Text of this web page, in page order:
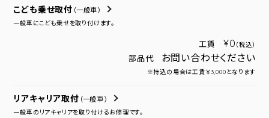
こども乗せ取付 （一般車）
一般車にこども乗せを取り付けます。
工賃 ¥0 （税込）
部品代 お問い合わせください
※持込の場合は工賃￥3,000となります
リアキャリア取付 （一般車）
一般車のリアキャリアを取り付けるお修理です。